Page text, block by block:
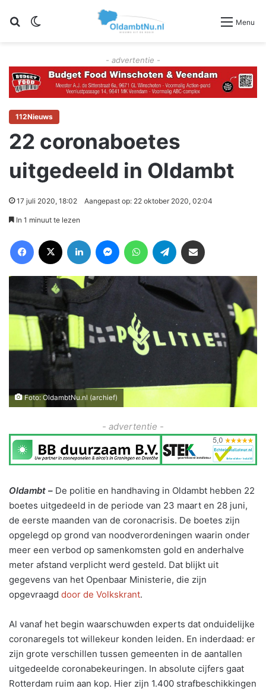
Zoeken Menu
- advertentie -
112Nieuws
22 coronaboetes
uitgedeeld in Oldambt
17 juli 2020, 18:02 Aangepast op: 22 oktober 2020, 02:04
In 1 minuut te lezen
Foto: OldambtNu.nl (archief)
- advertentie -
Oldambt – De politie en handhaving in Oldambt hebben 22
boetes uitgedeeld in de periode van 23 maart en 28 juni,
de eerste maanden van de coronacrisis. De boetes zijn
opgelegd op grond van noodverordeningen waarin onder
meer een verbod op samenkomsten gold en anderhalve
meter afstand verplicht werd gesteld. Dat blijkt uit
gegevens van het Openbaar Ministerie, die zijn
opgevraagd door de Volkskrant.
Al vanaf het begin waarschuwden experts dat onduidelijke
coronaregels tot willekeur konden leiden. En inderdaad: er
zijn grote verschillen tussen gemeenten in de aantallen
uitgedeelde coronabekeuringen. In absolute cijfers gaat
Rotterdam ruim aan kop. Hier zijn 1.400 strafbeschikkingen